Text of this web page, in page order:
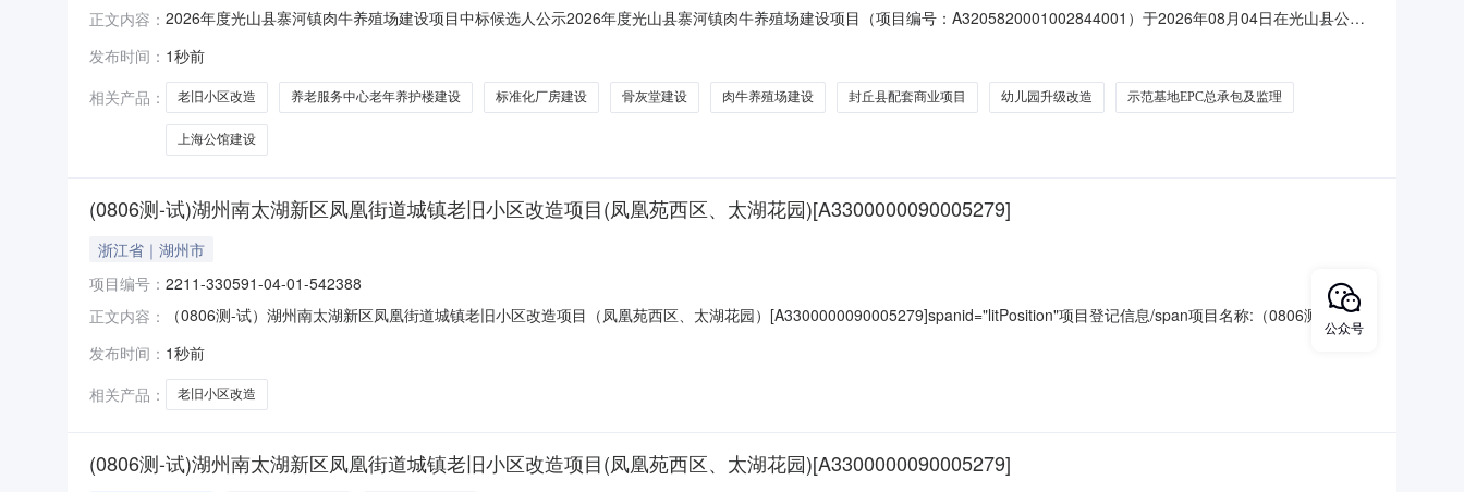
正文内容： 2026年度光山县寨河镇肉牛养殖场建设项目中标候选人公示2026年度光山县寨河镇肉牛养殖场建设项目（项目编号：A3205820001002844001）于2026年08月04日在光山县公共
编号：A32058200010028440013.项目代码：2607-411522-04-01-6622834.资金来源：2026年光山县第一批财政常态化帮扶资金二、
发布时间： 1秒前
相关产品：
老旧小区改造 养老服务中心老年养护楼建设 标准化厂房建设 骨灰堂建设 肉牛养殖场建设 封丘县配套商业项目 幼儿园升级改造 示范基地EPC总承包及监理
上海公馆建设
(0806测-试)湖州南太湖新区凤凰街道城镇老旧小区改造项目(凤凰苑西区、太湖花园)[A3300000090005279]
浙江省｜湖州市
项目编号： 2211-330591-04-01-542388
正文内容：
（0806测-试）湖州南太湖新区凤凰街道城镇老旧小区改造项目（凤凰苑西区、太湖花园）[A3300000090005279]spanid="litPosition"项目登记信息/span项目名称:（0806测-试）湖
州南太湖新区凤凰街道城镇老旧小区改造项目（凤凰苑西区、太湖花园）项目代码:2211-330591-04-01-542388审批（或核准、备案）机关:湖州南太湖新区管委会政务服务中心审
批（或核准、备案）文号:湖新区审批〔2023〕29号项目法人:湖州市人民政府凤凰街道办事处投资估算（概算）金额:20,700
发布时间： 1秒前
相关产品：
老旧小区改造
(0806测-试)湖州南太湖新区凤凰街道城镇老旧小区改造项目(凤凰苑西区、太湖花园)[A3300000090005279]
公众号